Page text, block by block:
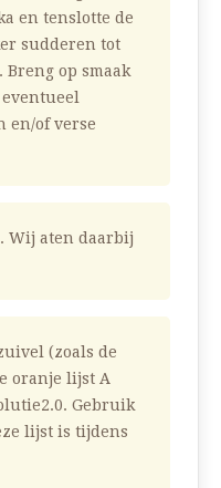
en tenslotte de
sudderen tot
op smaak
en/of verse
Wij aten daarbij
(zoals de
oranje lijst A
Gebruik
lijst is tijdens